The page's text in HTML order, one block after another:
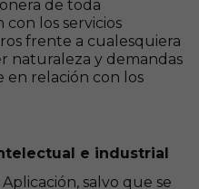
de toda
con los servicios
frente a cualesquiera
naturaleza y demandas
relación con los
e industrial
salvo que se